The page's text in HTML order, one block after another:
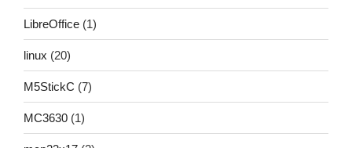
LibreOffice (1)
linux (20)
M5StickC (7)
MC3630 (1)